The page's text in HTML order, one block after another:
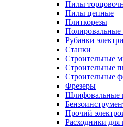
Пилы
Пилы цепные
Плиткорезы
Рубанки
Станки
Строительные
Строительные
Строительные
Фрезеры
Прочий
Расходники для